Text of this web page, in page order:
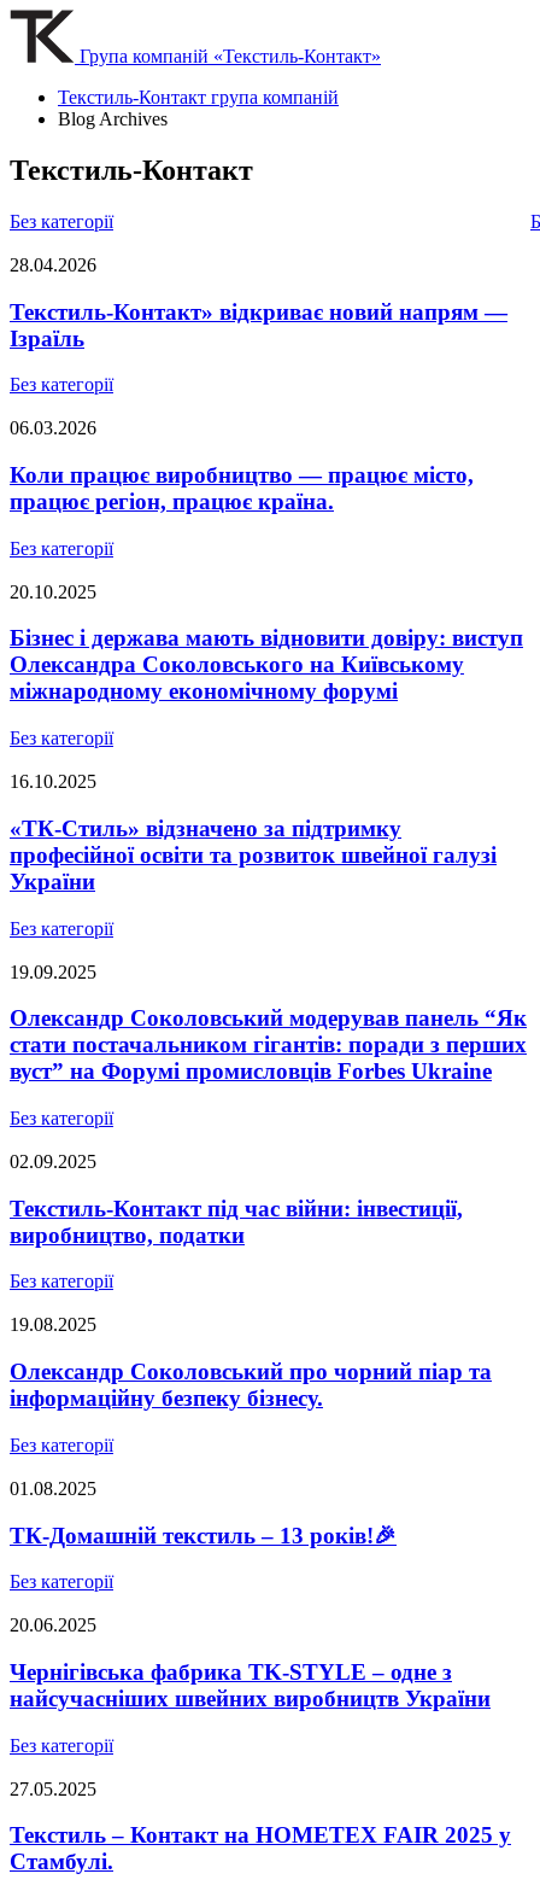
Група компаній «Текстиль-Контакт»
Текстиль-Контакт група компаній
Blog Archives
Текстиль-Контакт
Без категорії
28.04.2026
Текстиль-Контакт» відкриває новий напрям —
Ізраїль
Без категорії
06.03.2026
Коли працює виробництво — працює місто,
працює регіон, працює країна.
Без категорії
20.10.2025
Бізнес і держава мають відновити довіру: виступ
Олександра Соколовського на Київському
міжнародному економічному форумі
Без категорії
16.10.2025
«ТК-Стиль» відзначено за підтримку
професійної освіти та розвиток швейної галузі
України
Без категорії
19.09.2025
Олександр Соколовський модерував панель “Як
стати постачальником гігантів: поради з перших
вуст” на Форумі промисловців Forbes Ukraine
Без категорії
02.09.2025
Текстиль-Контакт під час війни: інвестиції,
виробництво, податки
Без категорії
19.08.2025
Олександр Соколовський про чорний піар та
інформаційну безпеку бізнесу.
Без категорії
01.08.2025
ТК-Домашній текстиль – 13 років!🎉
Без категорії
20.06.2025
Чернігівська фабрика TK-STYLE – одне з
найсучасніших швейних виробництв України
Без категорії
27.05.2025
Текстиль – Контакт на HOMETEX FAIR 2025 у
Стамбулі.